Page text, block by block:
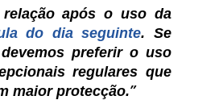
após o uso da
do dia seguinte. Se
preferir o uso
regulares que
maior protecção.